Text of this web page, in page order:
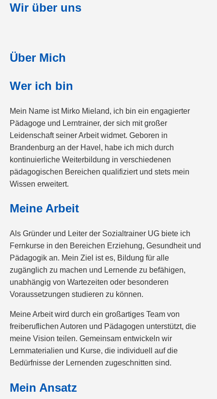
Wir über uns
Über Mich
Wer ich bin
Mein Name ist Mirko Mieland, ich bin ein engagierter
Pädagoge und Lerntrainer, der sich mit großer
Leidenschaft seiner Arbeit widmet. Geboren in
Brandenburg an der Havel, habe ich mich durch
kontinuierliche Weiterbildung in verschiedenen
pädagogischen Bereichen qualifiziert und stets mein
Wissen erweitert.
Meine Arbeit
Als Gründer und Leiter der Sozialtrainer UG biete ich
Fernkurse in den Bereichen Erziehung, Gesundheit und
Pädagogik an. Mein Ziel ist es, Bildung für alle
zugänglich zu machen und Lernende zu befähigen,
unabhängig von Wartezeiten oder besonderen
Voraussetzungen studieren zu können.
Meine Arbeit wird durch ein großartiges Team von
freiberuflichen Autoren und Pädagogen unterstützt, die
meine Vision teilen. Gemeinsam entwickeln wir
Lernmaterialien und Kurse, die individuell auf die
Bedürfnisse der Lernenden zugeschnitten sind.
Mein Ansatz